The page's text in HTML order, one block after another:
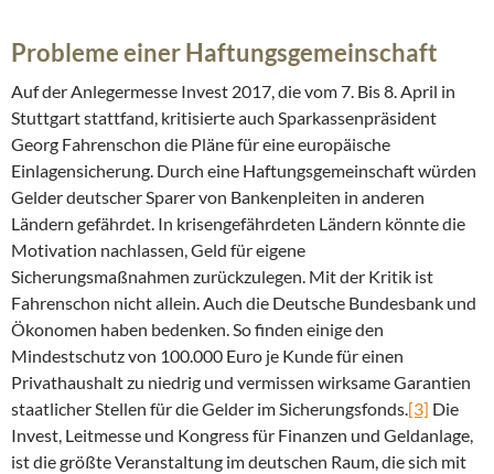
Probleme einer Haftungsgemeinschaft
Auf der Anlegermesse Invest 2017, die vom 7. Bis 8. April in
Stuttgart stattfand, kritisierte auch Sparkassenpräsident
Georg Fahrenschon die Pläne für eine europäische
Einlagensicherung. Durch eine Haftungsgemeinschaft würden
Gelder deutscher Sparer von Bankenpleiten in anderen
Ländern gefährdet. In krisengefährdeten Ländern könnte die
Motivation nachlassen, Geld für eigene
Sicherungsmaßnahmen zurückzulegen. Mit der Kritik ist
Fahrenschon nicht allein. Auch die Deutsche Bundesbank und
Ökonomen haben bedenken. So finden einige den
Mindestschutz von 100.000 Euro je Kunde für einen
Privathaushalt zu niedrig und vermissen wirksame Garantien
staatlicher Stellen für die Gelder im Sicherungsfonds.[3] Die
Invest, Leitmesse und Kongress für Finanzen und Geldanlage,
ist die größte Veranstaltung im deutschen Raum, die sich mit